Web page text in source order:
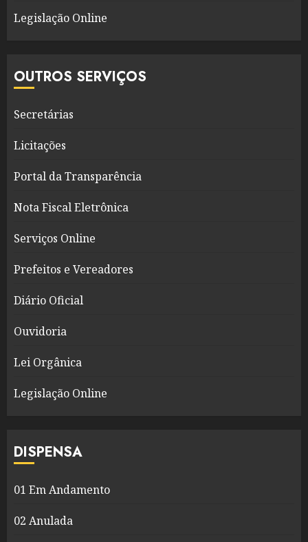
Legislação Online
OUTROS SERVIÇOS
Secretárias
Licitações
Portal da Transparência
Nota Fiscal Eletrônica
Serviços Online
Prefeitos e Vereadores
Diário Oficial
Ouvidoria
Lei Orgânica
Legislação Online
DISPENSA
01 Em Andamento
02 Anulada